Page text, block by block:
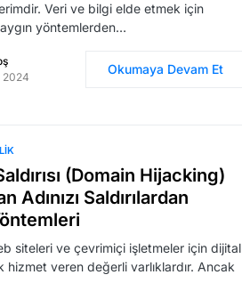
Veri ve bilgi elde etmek için
yöntemlerden…
2024
Okumaya Devam Et
(Domain Hijacking)
Adınızı Saldırılardan
siteleri ve çevrimiçi işletmeler için dijital
hizmet veren değerli varlıklardır. Ancak